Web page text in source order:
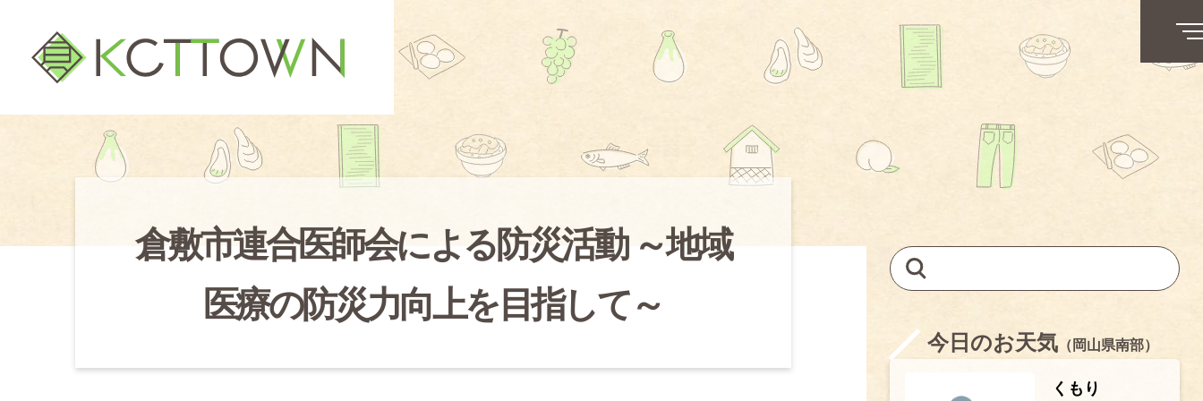
倉敷市連合医師会による防災活動 ～地域
医療の防災力向上を目指して～
今日のお天気 （岡山県南部）
くもり